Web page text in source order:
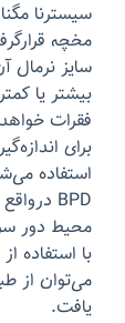
سیسترنا
مخچه
بیشتر یا
فقرات
استفاده
محیط دور
با استفاده
می‌توان از
یافت.